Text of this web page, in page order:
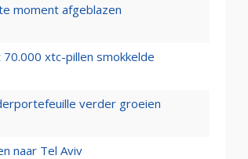
moment afgeblazen
xtc-pillen smokkelde
verder groeien
naar Tel Aviv